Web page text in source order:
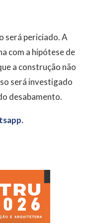
será periciado. A
com a hipótese de
a construção não
será investigado
desabamento.